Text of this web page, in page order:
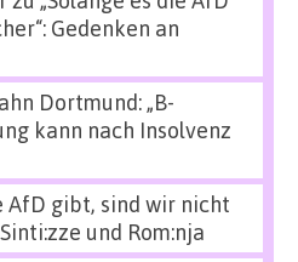
Gedenken an
Dortmund: „B-
kann nach Insolvenz
AfD gibt, sind wir nicht
und Rom:nja